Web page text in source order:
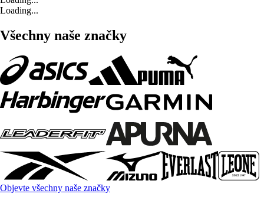
Loading...
Všechny naše značky
Objevte všechny naše značky